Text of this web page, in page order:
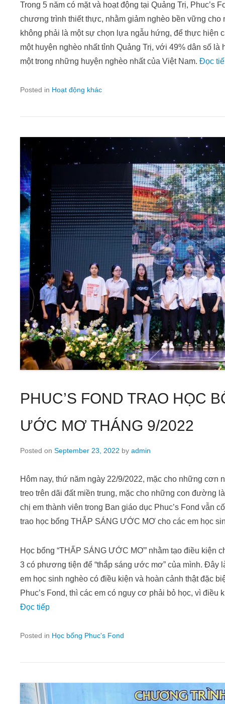
Trong 5 năm có mặt và hoạt động tại Quảng Trị, Phuc’s
chương trình thiết thực, nhằm giảm nghèo bền vững
không phải là một sự chọn lựa ngẫu hứng, để thực hiện
một huyện nghèo nhất tỉnh Quảng Trị, với 49% dân số
một trong những huyện nghèo nhất của Việt Nam. Đọc
Posted in Hoạt động khác
PHUC’S FOND TRAO HỌC
ƯỚC MƠ THÁNG 9/2022
Posted on September 23, 2022 by admin
Hôm nay, thứ năm ngày 22/9/2022, mặc cho những cơn
treo trên dãi đất miền trung, mặc cho những con đường
chị em thành viên trong Ban giáo dục Phuc’s Fond vẫn
trao học bổng THẮP SÁNG ƯỚC MƠ cho các em học
Học bổng “THẤP SÁNG ƯỚC MƠ” nhằm tạo điều kiện
3 có phương tiện để “thắp sáng ước mơ” của mình. Đây
em học sinh nghèo có điều kiện và hoàn cảnh thật đặc
Phuc’s Fond, thì các em có nguy cơ phải bỏ học, vì điều
Đọc tiếp
Posted in Học bổng Phuc's Fond